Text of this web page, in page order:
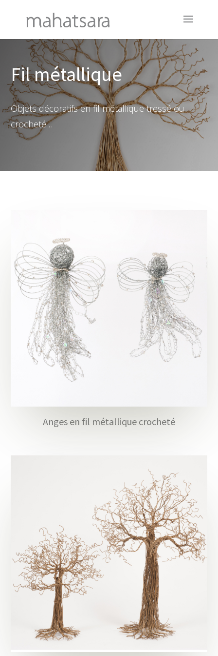
Fil métallique
Objets décoratifs en fil métallique tressé ou
crocheté…
Anges en fil métallique crocheté